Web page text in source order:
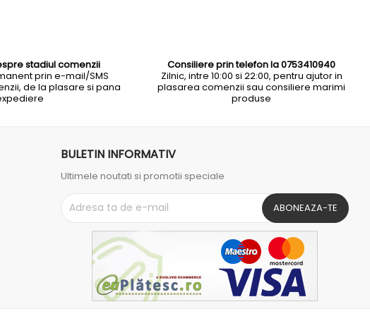
stadiul comenzii
prin e-mail/SMS
de la plasare si pana
Consiliere prin telefon la 0753410940
Zilnic, intre 10:00 si 22:00, pentru ajutor in
plasarea comenzii sau consiliere marimi
produse
BULETIN INFORMATIV
Ultimele noutati si promotii speciale